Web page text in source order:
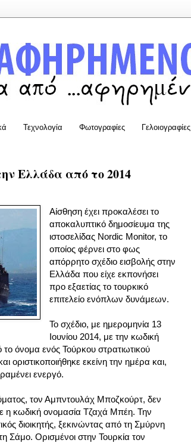
Τεχνολογία Φωτογραφίες Γελοιογραφίες
Ελλάδα από το 2014
Αίσθηση έχει προκαλέσει το
αποκαλυπτικό δημοσίευμα της
ιστοσελίδας Nordic Monitor, το
οποίος φέρνει στο φως
απόρρητο σχέδιο εισβολής στην
Ελλάδα που είχε εκπονήσει
προ εξαετίας το τουρκικό
επιτελείο ενόπλων δυνάμεων.
Το σχέδιο, με ημερομηνία 13
Ιουνίου 2014, με την κωδική
όνομα ενός Τούρκου στρατιωτικού
οριστικοποιήθηκε εκείνη την ημέρα και,
ενεργό.
τον Αμπντουλάχ Μποζκούρτ, δεν
η κωδική ονομασία Τζαχά Μπέη. Την
διοικητής, ξεκινώντας από τη Σμύρνη
Σάμο. Ορισμένοι στην Τουρκία τον